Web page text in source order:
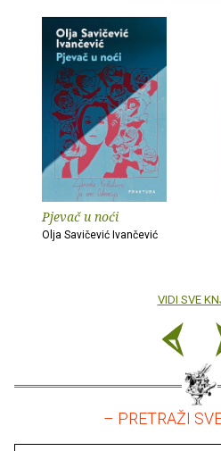
Pjevač u noći
Olja Savičević Ivančević
VIDI SVE
– PRETRAŽI